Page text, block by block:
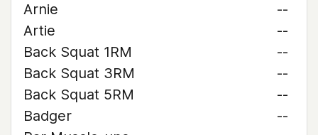
Arnie
--
Artie
--
Back Squat 1RM
--
Back Squat 3RM
--
Back Squat 5RM
--
Badger
--